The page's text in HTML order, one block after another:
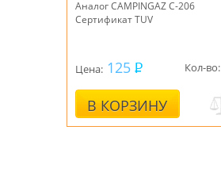
Аналог CAMPINGAZ C-206
Сертификат TUV
Цена: 125
В КОРЗИНУ
Кол-во: